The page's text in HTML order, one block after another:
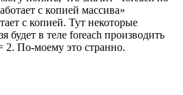
с копией массива»
с копией. Тут некоторые
будет в теле foreach производить
2. По-моему это странно.